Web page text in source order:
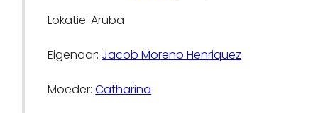
Lokatie: Aruba
Eigenaar: Jacob Moreno Henriquez
Moeder:Catharina